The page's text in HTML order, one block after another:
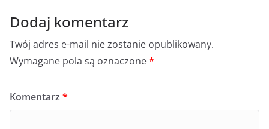
Dodaj komentarz
Twój adres e-mail nie zostanie opublikowany.
Wymagane pola są oznaczone*
Komentarz *